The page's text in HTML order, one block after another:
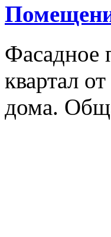
Фасадное
квартал
дома.